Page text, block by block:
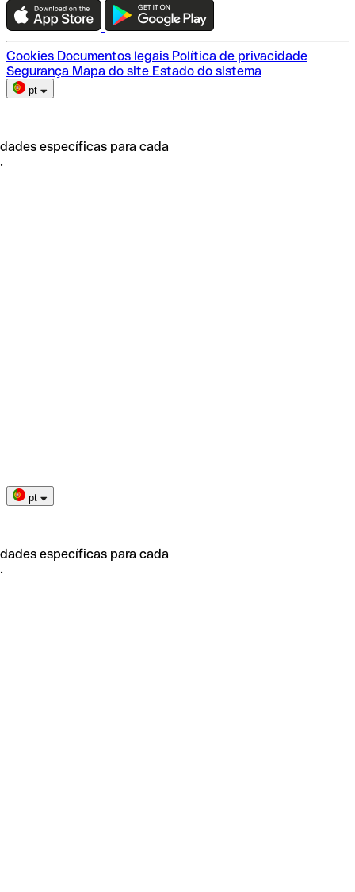
Escolha do plano
Cookies Documentos legais Política de privacidade
Segurança Mapa do site Estado do sistema
pt
específicas para cada
pt
específicas para cada